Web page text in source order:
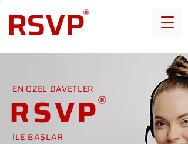
EN ÖZEL DAVETLER
RSVP
İLE BAŞLAR